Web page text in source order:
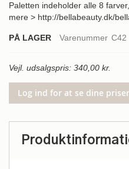
Paletten indeholder alle 8
mere > http://bellabeauty.dk/
PÅ LAGER Varenummer C42
Vejl. udsalgspris: 340,00 kr.
Log ind for at se dine priser